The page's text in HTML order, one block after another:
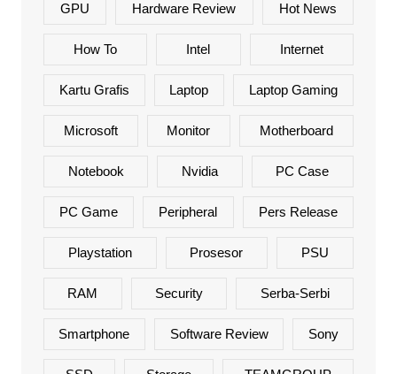
GPU Hardware Review Hot News
How To Intel Internet
Kartu Grafis Laptop Laptop Gaming
Microsoft Monitor Motherboard
Notebook Nvidia PC Case
PC Game Peripheral Pers Release
Playstation Prosesor PSU
RAM Security Serba-Serbi
Smartphone Software Review Sony